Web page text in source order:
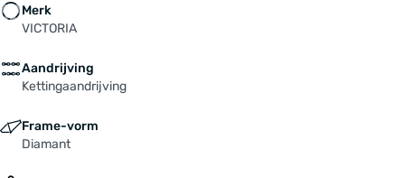
Merk
VICTORIA
Aandrijving
Kettingaandrijving
Frame-vorm
Diamant